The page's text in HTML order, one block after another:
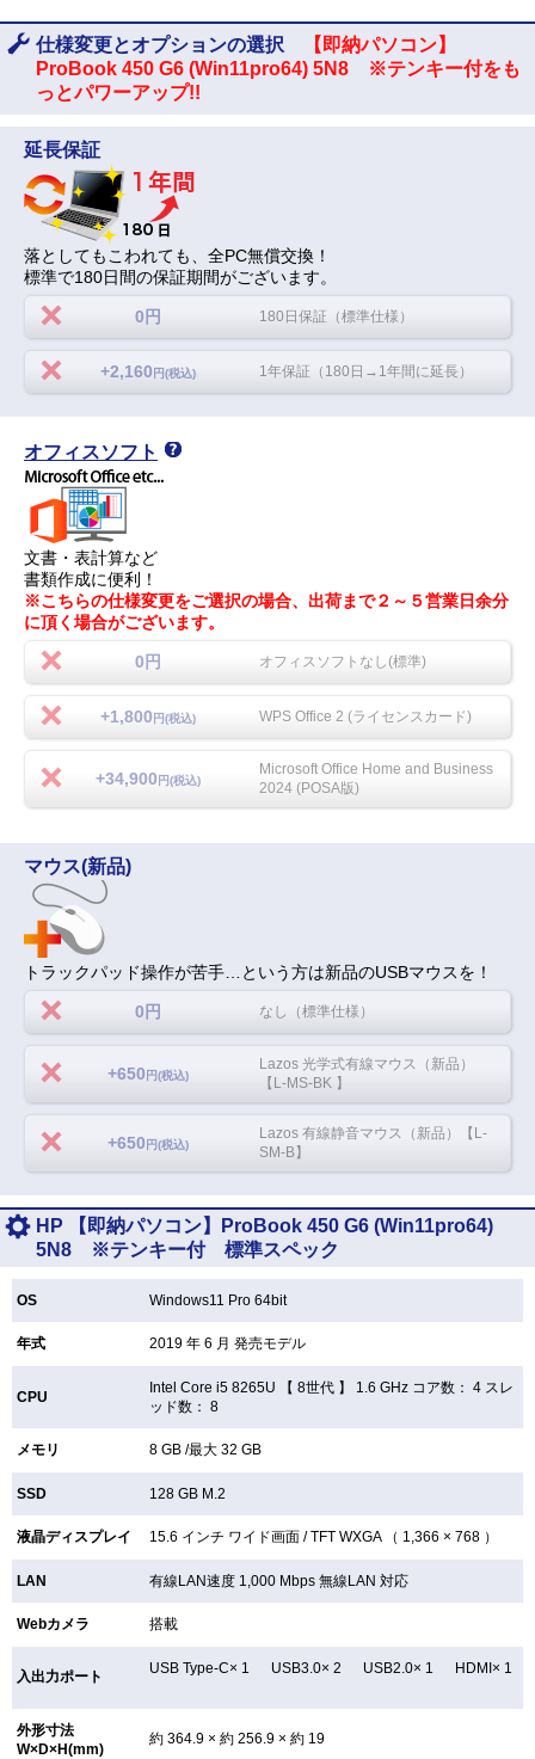
仕様変更とオプションの選択
【即納パソコン】
ProBook 450 G6 (Win11pro64) 5N8 ※テンキー付をも
っとパワーアップ!!
延長保証
落としてもこわれても、全PC無償交換！
標準で180日間の保証期間がございます。
0円 180日保証（標準仕様）
+2,160 円(税込) 1年保証（180日→1年間に延長）
オフィスソフト
文書・表計算など
書類作成に便利！
※こちらの仕様変更をご選択の場合、出荷まで２～５営業日余分
に頂く場合がございます。
0円 オフィスソフトなし(標準)
+1,800 円(税込) WPS Office 2 (ライセンスカード)
+34,900 円(税込)
Microsoft Office Home and Business
2024 (POSA版)
マウス(新品)
トラックパッド操作が苦手…という方は新品のUSBマウスを！
0円 なし（標準仕様）
+650 円(税込)
Lazos 光学式有線マウス（新品）
【L-MS-BK 】
+650 円(税込)
Lazos 有線静音マウス（新品）【L-
SM-B】
HP 【即納パソコン】ProBook 450 G6 (Win11pro64)
5N8 ※テンキー付 標準スペック
OS Windows11 Pro 64bit
年式 2019 年 6 月 発売モデル
CPU
Intel Core i5 8265U 【8世代 】 1.6 GHz コア数： 4 スレ
ッド数： 8
メモリ 8 GB /最大 32 GB
SSD 128 GB M.2
液晶ディスプレイ 15.6 インチ ワイド画面 /TFTWXGA （ 1,366 × 768 ）
LAN 有線LAN速度 1,000 Mbps 無線LAN対応
Webカメラ 搭載
入出力ポート USB Type-C× 1 USB3.0× 2 USB2.0× 1 HDMI× 1
外形寸法
W×D×H(mm)
約 364.9 × 約 256.9 × 約 19